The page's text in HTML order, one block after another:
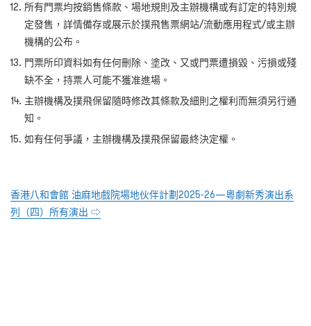
所有門票均按銷售條款、場地規則及主辦機構或有訂定的特別規
定發售，詳情備存或展示於撲飛售票網站/流動應用程式/或主辦
機構的公布。
門票所印資料如有任何刪除、塗改、又或門票遭損毀、污損或殘
缺不全，持票人可能不獲准進場。
主辦機構及撲飛保留隨時修改其條款及細則之權利而無須另行通
知。
如有任何爭議，主辦機構及撲飛保留最終決定權。
香港八和會館 油麻地戲院場地伙伴計劃2025-26—粵劇新秀演出系
列（四）所有演出 ⇨